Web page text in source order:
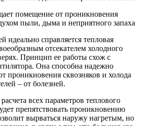
помещение от проникновения
пыли, дыма и неприятного запаха
идеально справляется тепловая
отсекателем холодного
Принцип ее работы схож с
Она способна надежно
проникновения сквозняков и холода
– от болезней.
всех параметров теплового
препятствовать проникновению
вырваться наружу нагретым, но